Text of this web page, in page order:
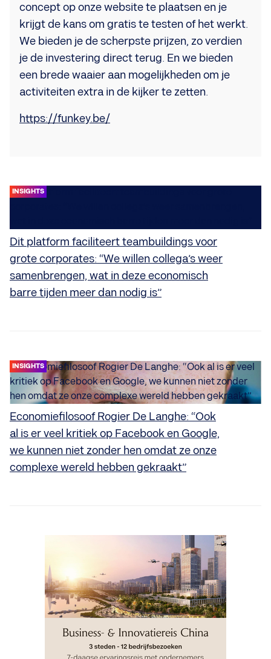
concept op onze website te plaatsen en je
krijgt de kans om gratis te testen of het werkt.
We bieden je de scherpste prijzen, zo verdien
je de investering direct terug. En we bieden
een brede waaier aan mogelijkheden om je
activiteiten extra in de kijker te zetten.
https://funkey.be/
INSIGHTS
Dit platform faciliteert teambuildings voor
grote corporates: “We willen collega’s weer
samenbrengen, wat in deze economisch
barre tijden meer dan nodig is”
INSIGHTS
Economiefilosoof Rogier De Langhe: “Ook
al is er veel kritiek op Facebook en Google,
we kunnen niet zonder hen omdat ze onze
complexe wereld hebben gekraakt”